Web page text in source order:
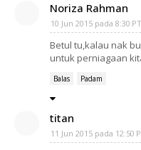
Noriza Rahman
10 Jun 2015 pada 8:30
Betul tu,kalau nak
untuk perniagaan
Balas Padam
titan
11 Jun 2015 pada 12:50